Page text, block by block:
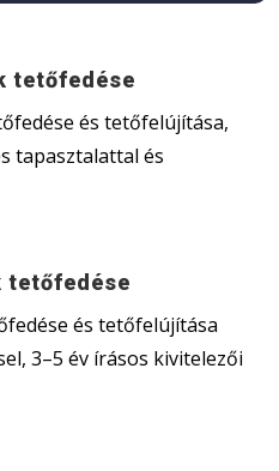
tetőfedése
és tetőfelújítása,
tapasztalattal és
tetőfedése
és tetőfelújítása
3–5 év írásos kivitelezői